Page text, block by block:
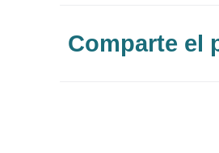
Comparte el